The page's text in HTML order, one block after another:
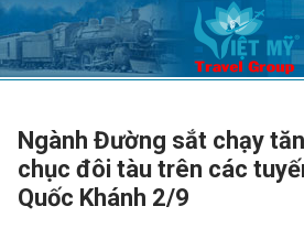
Chuyển
đến
nội
Ngành Đường sắt chạy
chục đôi tàu trên các
Quốc Khánh 2/9